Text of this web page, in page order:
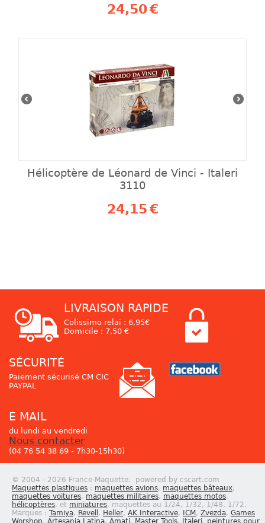
24,50€
Hélicoptère de Léonard de Vinci - Italeri
3110
24,15€
LIVRAISON RAPIDE
Colissimo relai : 6,95€
Domicile : 7,50 €
SÉCURITÉ
Paiement sécurisé CM CIC
PAYPAL
E MAIL
du lundi au vendredi
Nous contacter
(04 76 54 38 69 - 7h30-15h30)
© 2004 - 2026 France-Maquette. powered by cscart.com
Maquettes plastiques : maquettes avions, maquettes bâteaux,
maquettes voitures, maquettes militaires, maquettes motos,
hélicoptères, et miniatures, maquettes au 1/24, 1/32, 1/48, 1/72.
Marques : Tamiya, Revell , Heller, AK Interactive, ICM , Zvezda, Games